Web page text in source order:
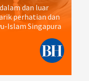
dan luar
perhatian dan
Islam Singapura